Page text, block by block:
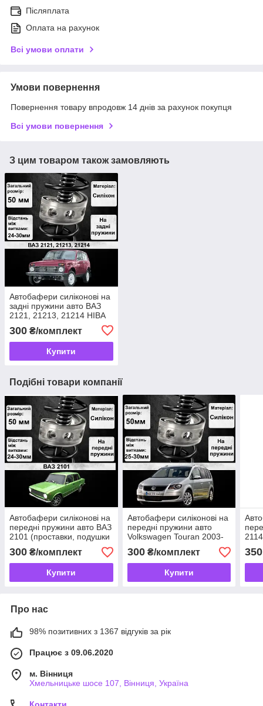
Післяплата
Оплата на рахунок
Всі умови оплати
Умови повернення
Повернення товару впродовж 14 днів за рахунок покупця
Всі умови повернення
З цим товаром також замовляють
Автобафери силіконові на
задні пружини авто ВАЗ
2121, 21213, 21214 НІВА
пружини)
300 ₴/комплект
Купити
Подібні товари компанії
Автобафери силіконові на
передні пружини авто ВАЗ
2101 (проставки, подушки
пружини)
300 ₴/комплект
Купити
Автобафери силіконові на
передні пружини авто
Volkswagen Touran 2003-
2010 (проставки, подушки
пружини)
300₴/комплект
Купити
350
Про нас
98% позитивних з 1367 відгуків за рік
Працює з 09.06.2020
м. Вінниця
Хмельницьке шосе 107, Вінниця, Україна